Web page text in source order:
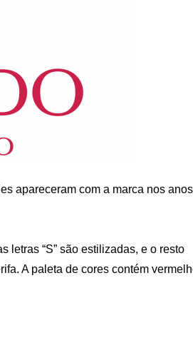
apareceram com a marca nos anos
letras “S” são estilizadas, e o resto
A paleta de cores contém